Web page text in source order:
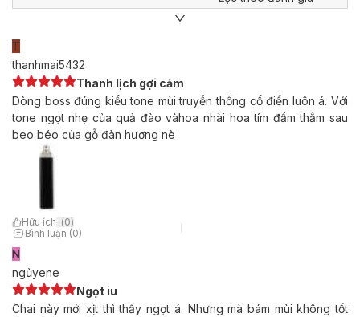
T
thanhmai5432
Thanh lịch gợi cảm
Dòng boss đúng kiểu tone mùi truyền thống cổ điển luôn á. Với
tone ngọt nhẹ của quả đào vàhoa nhài hoa tím đầm thắm sau
beo béo của gỗ đàn hương nè
Hữu ích (0)
Bình luận (0)
N
ngủyene
Ngọt iu
Chai này mới xịt thì thấy ngọt á. Nhưng mà bám mùi không tốt